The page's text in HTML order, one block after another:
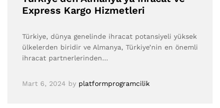
Express Kargo Hizmetleri
Türkiye, dünya genelinde ihracat potansiyeli yüksek
ülkelerden biridir ve Almanya, Türkiye’nin en önemli
ihracat partnerlerinden…
Mart 6, 2024 by platformprogramcilik